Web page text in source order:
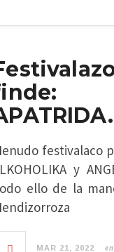
festivalaco
y
ello de la
MAR 21, 2022 en